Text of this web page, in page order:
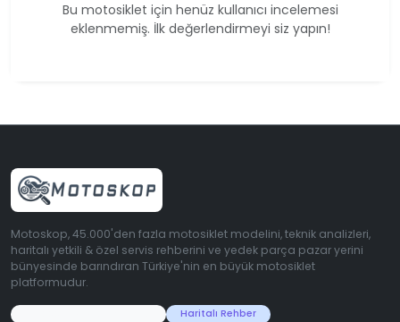
Bu motosiklet için henüz kullanıcı incelemesi
eklenmemiş. İlk değerlendirmeyi siz yapın!
Motoskop, 45.000'den fazla motosiklet modelini, teknik analizleri,
haritalı yetkili & özel servis rehberini ve yedek parça pazar yerini
bünyesinde barındıran Türkiye'nin en büyük motosiklet
platformudur.
Haritalı Rehber